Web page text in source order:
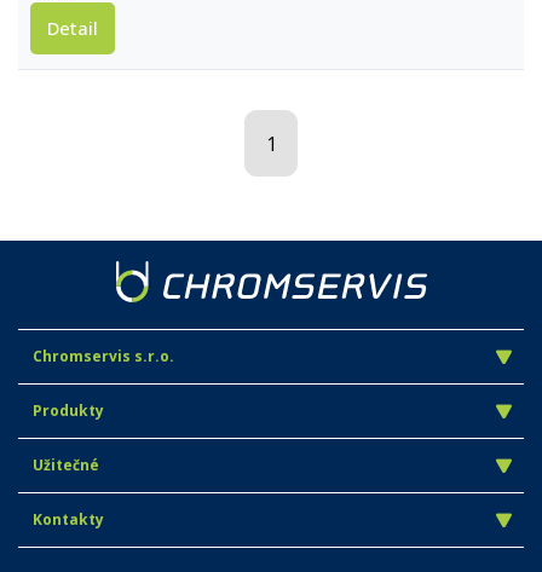
Detail
1
Chromservis s.r.o.
Produkty
Užitečné
Kontakty